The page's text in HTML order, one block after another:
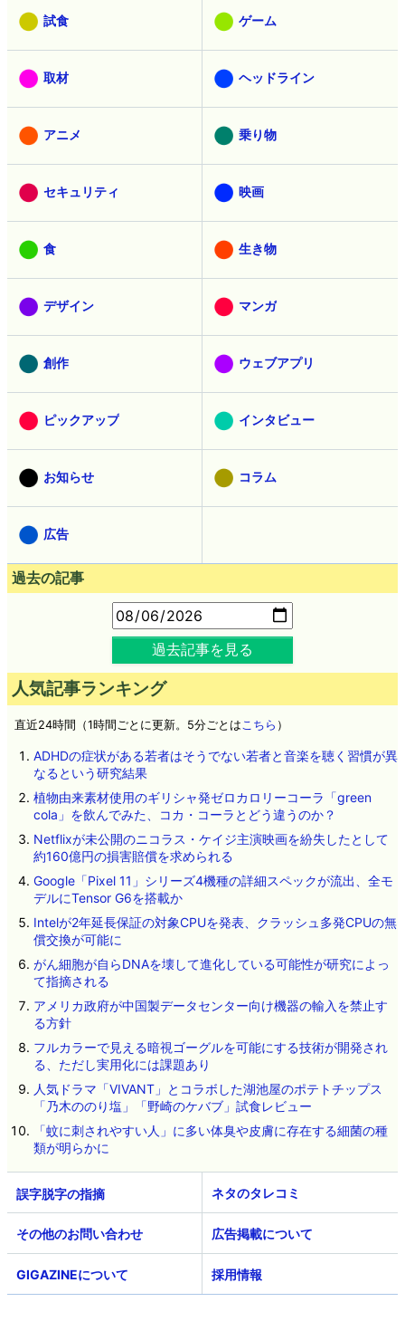
試食 ゲーム
取材 ヘッドライン
アニメ 乗り物
セキュリティ 映画
食 生き物
デザイン マンガ
創作 ウェブアプリ
ピックアップ インタビュー
お知らせ コラム
広告
過去の記事
過去記事を見る
人気記事ランキング
直近24時間（1時間ごとに更新。5分ごとは こちら ）
ADHDの症状がある若者はそうでない若者と音楽を聴く習慣が異
なるという研究結果
植物由来素材使用のギリシャ発ゼロカロリーコーラ「green
cola」を飲んでみた、コカ・コーラとどう違うのか？
Netflixが未公開のニコラス・ケイジ主演映画を紛失したとして
約160億円の損害賠償を求められる
Google「Pixel 11」シリーズ4機種の詳細スペックが流出、全モ
デルにTensor G6を搭載か
Intelが2年延長保証の対象CPUを発表、クラッシュ多発CPUの無
償交換が可能に
がん細胞が自らDNAを壊して進化している可能性が研究によっ
て指摘される
アメリカ政府が中国製データセンター向け機器の輸入を禁止す
る方針
フルカラーで見える暗視ゴーグルを可能にする技術が開発され
る、ただし実用化には課題あり
人気ドラマ「VIVANT」とコラボした湖池屋のポテトチップス
「乃木ののり塩」「野崎のケバブ」試食レビュー
「蚊に刺されやすい人」に多い体臭や皮膚に存在する細菌の種
類が明らかに
ネタのタレコミ
その他のお問い合わせ 広告掲載について
GIGAZINEについて 採用情報